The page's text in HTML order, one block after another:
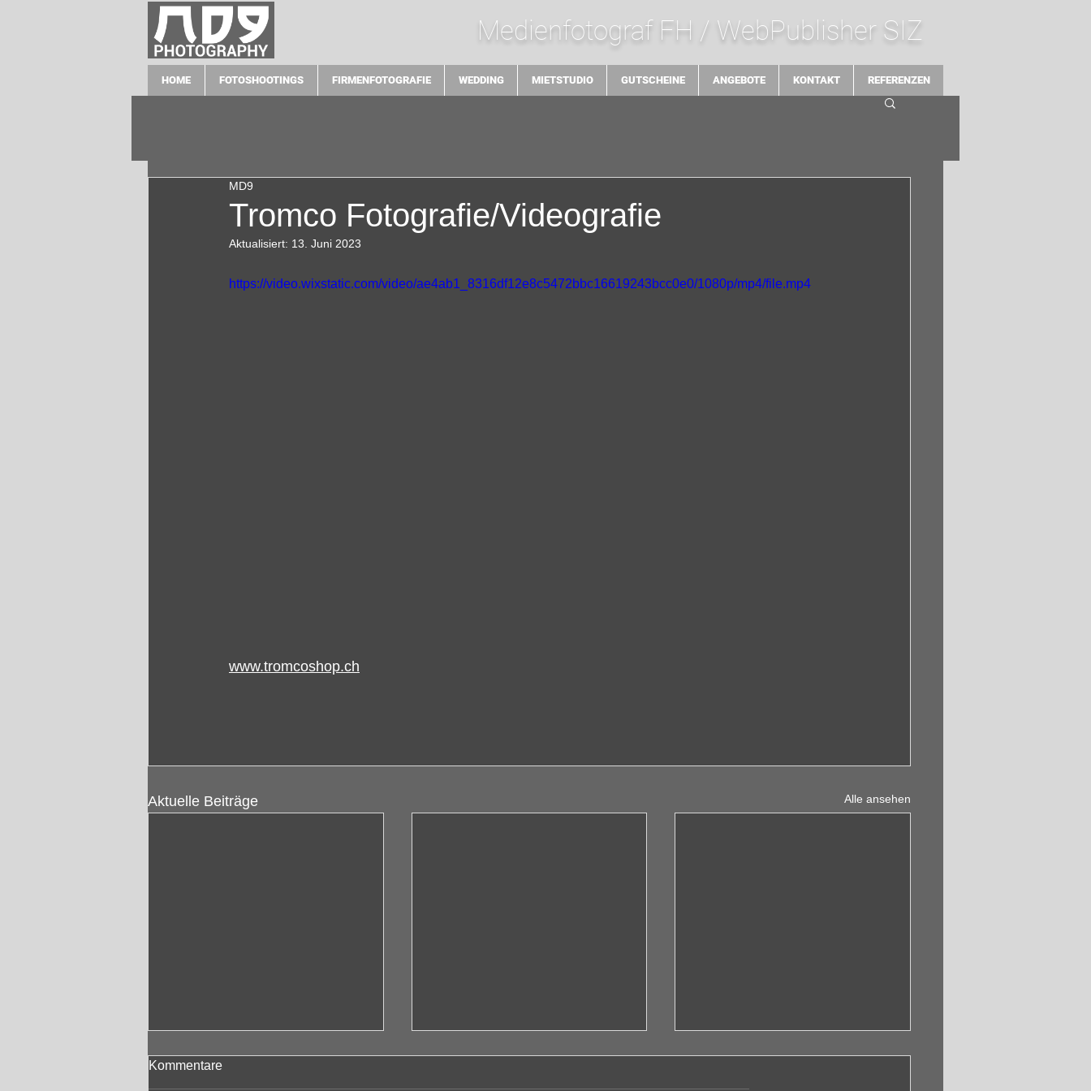
Medienfotograf FH / WebPublisher SIZ
HOME FOTOSHOOTINGS FIRMENFOTOGRAFIE WEDDING MIETSTUDIO GUTSCHEINE ANGEBOTE KONTAKT REFERENZEN
Tromco Fotografie/Videografie
MD9
Aktualisiert: 13. Juni 2023
https://video.wixstatic.com/video/ae4ab1_8316df12e8c5472bbc16619243bcc0e0/1080p/mp4/file.mp4
www.tromcoshop.ch
Aktuelle Beiträge Alle ansehen
Kommentare